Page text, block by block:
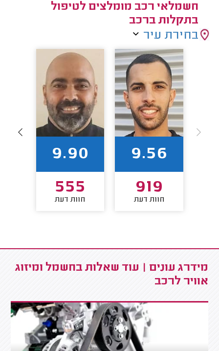
חשמלאי רכב מומלצים לטיפול
בתקלות ברכב
בחירת עיר
9.56
919
חוות דעת
9.90
555
חוות דעת
מידרג עונים | עוד שאלות בחשמל ומיזוג
אוויר לרכב